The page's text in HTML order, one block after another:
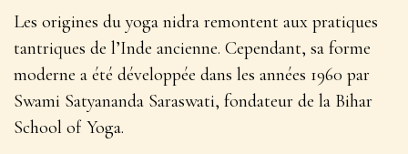
Les origines du yoga nidra remontent aux pratiques
tantriques de l’Inde ancienne. Cependant, sa forme
moderne a été développée dans les années 1960 par
Swami Satyananda Saraswati, fondateur de la Bihar
School of Yoga.